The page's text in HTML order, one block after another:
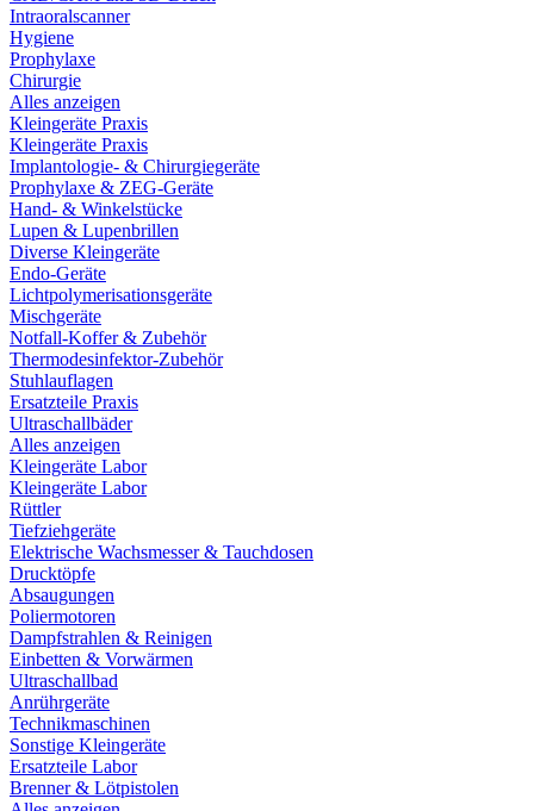
Intraoralscanner
Hygiene
Prophylaxe
Chirurgie
Alles anzeigen
Kleingeräte Praxis
Kleingeräte Praxis
Implantologie- & Chirurgiegeräte
Prophylaxe & ZEG-Geräte
Hand- & Winkelstücke
Lupen & Lupenbrillen
Diverse Kleingeräte
Endo-Geräte
Lichtpolymerisationsgeräte
Mischgeräte
Notfall-Koffer & Zubehör
Thermodesinfektor-Zubehör
Stuhlauflagen
Ersatzteile Praxis
Ultraschallbäder
Alles anzeigen
Kleingeräte Labor
Kleingeräte Labor
Rüttler
Tiefziehgeräte
Elektrische Wachsmesser & Tauchdosen
Drucktöpfe
Absaugungen
Poliermotoren
Dampfstrahlen & Reinigen
Einbetten & Vorwärmen
Ultraschallbad
Anrührgeräte
Technikmaschinen
Sonstige Kleingeräte
Ersatzteile Labor
Brenner & Lötpistolen